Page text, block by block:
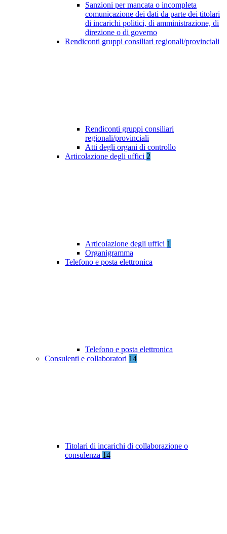
Sanzioni per mancata o incompleta
comunicazione dei dati da parte dei titolari
di incarichi politici, di amministrazione, di
direzione o di governo
Rendiconti gruppi consiliari regionali/provinciali
Rendiconti gruppi consiliari
regionali/provinciali
Atti degli organi di controllo
Articolazione degli uffici 2
Articolazione degli uffici 1
Organigramma
Telefono e posta elettronica
Telefono e posta elettronica
Consulenti e collaboratori 14
Titolari di incarichi di collaborazione o
consulenza 14